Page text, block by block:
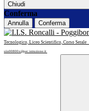
Chiudi
Conferma
Annulla Conferma
Tecnologico, Liceo Scientifico, Corso Serale
siis00800x@pec.istruzione.it